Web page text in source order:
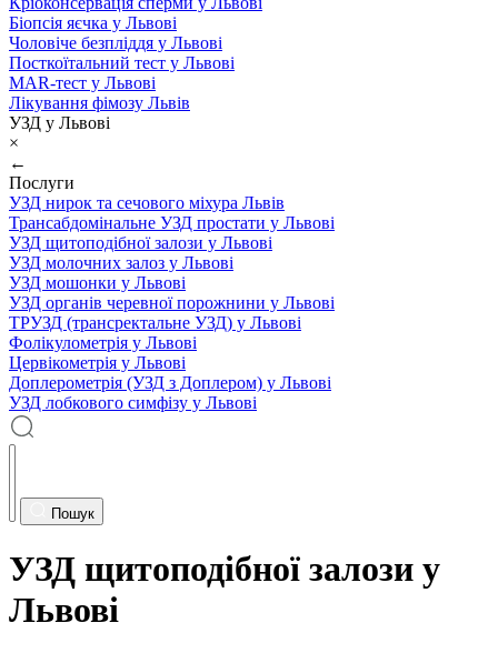
Біопсія яєчка у Львові
Чоловіче безпліддя у Львові
Посткоїтальний тест у Львові
MAR-тест у Львові
Лікування фімозу Львів
УЗД у Львові
×
←
Послуги
УЗД нирок та сечового міхура Львів
Трансабдомінальне УЗД простати у Львові
УЗД щитоподібної залози у Львові
УЗД молочних залоз у Львові
УЗД мошонки у Львові
УЗД органів черевної порожнини у Львові
ТРУЗД (трансректальне УЗД) у Львові
Фолікулометрія у Львові
Цервікометрія у Львові
Доплерометрія (УЗД з Доплером) у Львові
УЗД лобкового симфізу у Львові
Пошук
УЗД щитоподібної залози у
Львові